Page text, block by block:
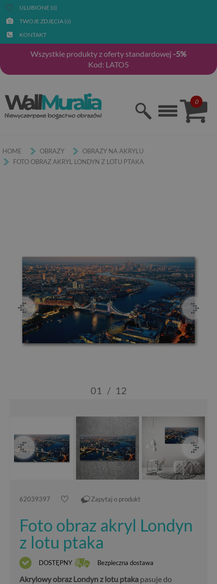
ULUBIONE (0)
TWOJE ZDJĘCIA (0)
KONTAKT
Wszystkie produkty z oferty standardowej -5%
Kod: LATO5
0
HOME OBRAZY
OBRAZY NA AKRYLU
FOTO OBRAZ AKRYL LONDYN Z LOTU PTAKA
01 / 12
62039397 Zapytaj o produkt
Foto obraz akryl Londyn
z lotu ptaka
DOSTĘPNY Bezpieczna dostawa
Akrylowy obraz Londyn z lotu ptaka pasuje do